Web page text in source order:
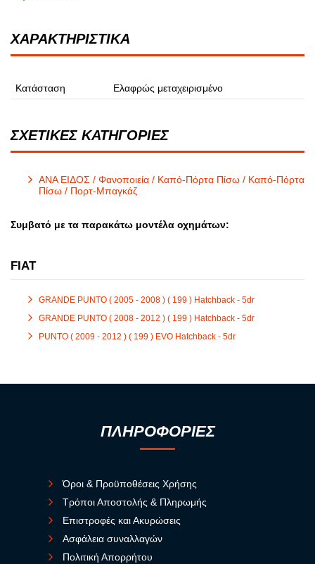
ΧΑΡΑΚΤΗΡΙΣΤΙΚΑ
Κατάσταση Ελαφρώς μεταχειρισμένο
ΣΧΕΤΙΚΕΣ ΚΑΤΗΓΟΡΙΕΣ
ΑΝΑ ΕΙΔΟΣ / Φανοποιεία / Καπό-Πόρτα Πίσω / Καπό-Πόρτα
Πίσω / Πορτ-Μπαγκάζ
Συμβατό με τα παρακάτω μοντέλα οχημάτων:
FIAT
GRANDE PUNTO ( 2005 - 2008 ) ( 199 ) Hatchback - 5dr
GRANDE PUNTO ( 2008 - 2012 ) ( 199 ) Hatchback - 5dr
PUNTO ( 2009 - 2012 ) ( 199 ) EVO Hatchback - 5dr
ΠΛΗΡΟΦΟΡΙΕΣ
Όροι & Προϋποθέσεις Χρήσης
Τρόποι Αποστολής & Πληρωμής
Επιστροφές και Ακυρώσεις
Ασφάλεια συναλλαγών
Πολιτική Απορρήτου